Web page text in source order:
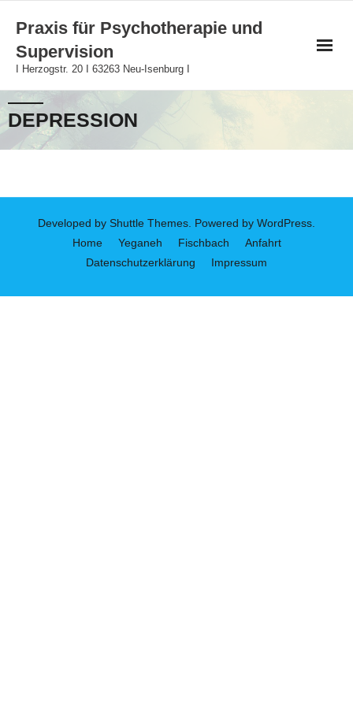
content
Praxis für Psychotherapie und
Supervision
I Herzogstr. 20 I 63263 Neu-Isenburg I
DEPRESSION
Developed by Shuttle Themes . Powered by WordPress
Home
Yeganeh Fischbach
Anfahrt
Datenschutzerklärung
Impressum